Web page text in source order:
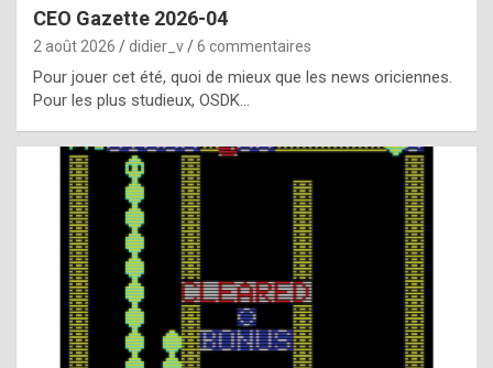
u
l
y
d
i
CEO Gazette 2026-04
2 août 2026 didier_v 6 commentaires
Pour jouer cet été, quoi de mieux que les news oriciennes.
Pour les plus studieux, OSDK…